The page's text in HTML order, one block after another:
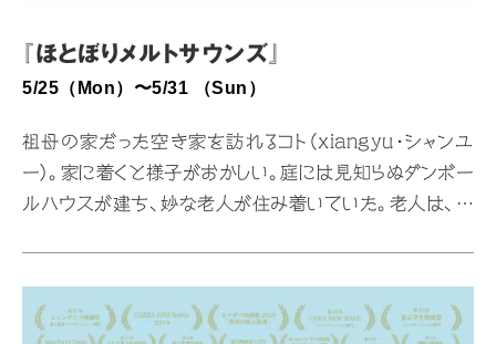
『ほとぼりメルトサウンズ』
5/25（Mon）〜5/31 （Sun）
祖母の家だった空き家を訪れるコト（xiangyu・シャンユ
ー）。家に着くと様子がおかしい。庭には見知らぬダンボー
ルハウスが建ち、妙な老人が住み着いていた。老人は、町
て……。コトの“何かイケてる“ひと冬の不思議な生活が